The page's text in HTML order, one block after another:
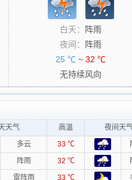
白天：
阵雨
夜间：
阵雨
25 ℃ ~ 32 ℃
无持续风向
天气 高温
夜间天
多云 33 ℃
阵雨 32 ℃
雷阵雨 33 ℃